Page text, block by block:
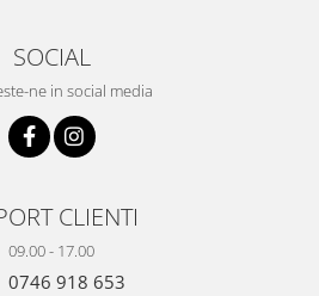
SOCIAL
ne in social media
CLIENTI
09.00 - 17.00
0746 918 653